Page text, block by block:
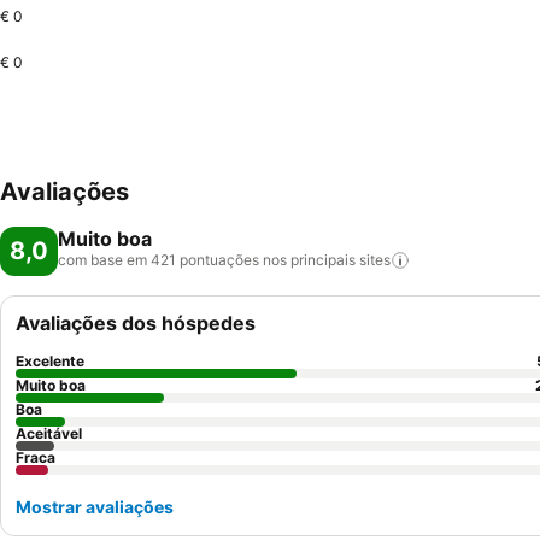
€ 0
€ 0
Avaliações
8,0 Muito boa
com base em 421 pontuações nos principais sites
Avaliações dos hóspedes
Excelente
Muito boa
Boa
Aceitável
Fraca
Mostrar avaliações